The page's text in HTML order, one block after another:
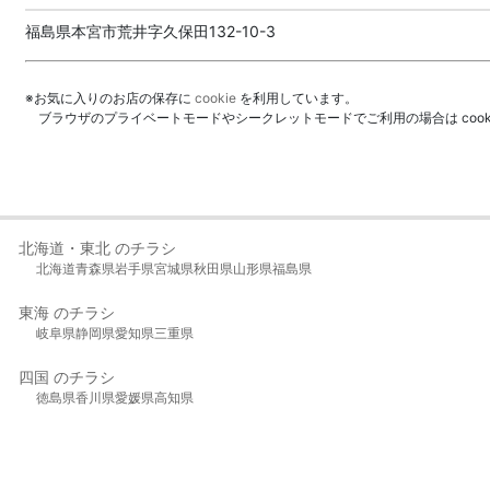
福島県本宮市荒井字久保田132-10-3
※お気に入りのお店の保存に cookie を利用しています。
ブラウザのプライベートモードやシークレットモードでご利用の場合は
北海道・東北 のチラシ
北海道青森県岩手県宮城県秋田県山形県福島県
東海 のチラシ
岐阜県静岡県愛知県三重県
四国 のチラシ
徳島県香川県愛媛県高知県